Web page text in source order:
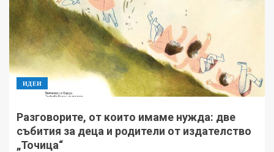
ИДЕИ
Разговорите, от които имаме нужда: две
събития за деца и родители от издателство
„Точица“